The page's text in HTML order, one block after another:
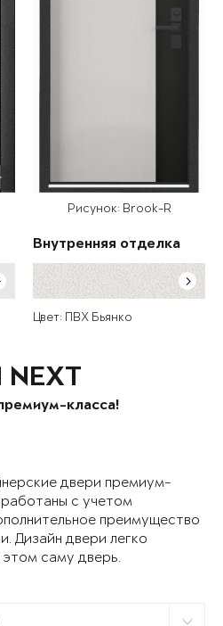
Рисунок: Brook-R
Внутренняя отделка
Цвет: ПВХ Бьянко
NEXT
класса!
двери премиум-
с учетом
преимущество
Дизайн двери легко
этом саму дверь.